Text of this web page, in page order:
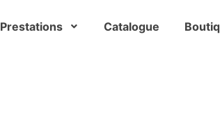
Prestations Catalogue